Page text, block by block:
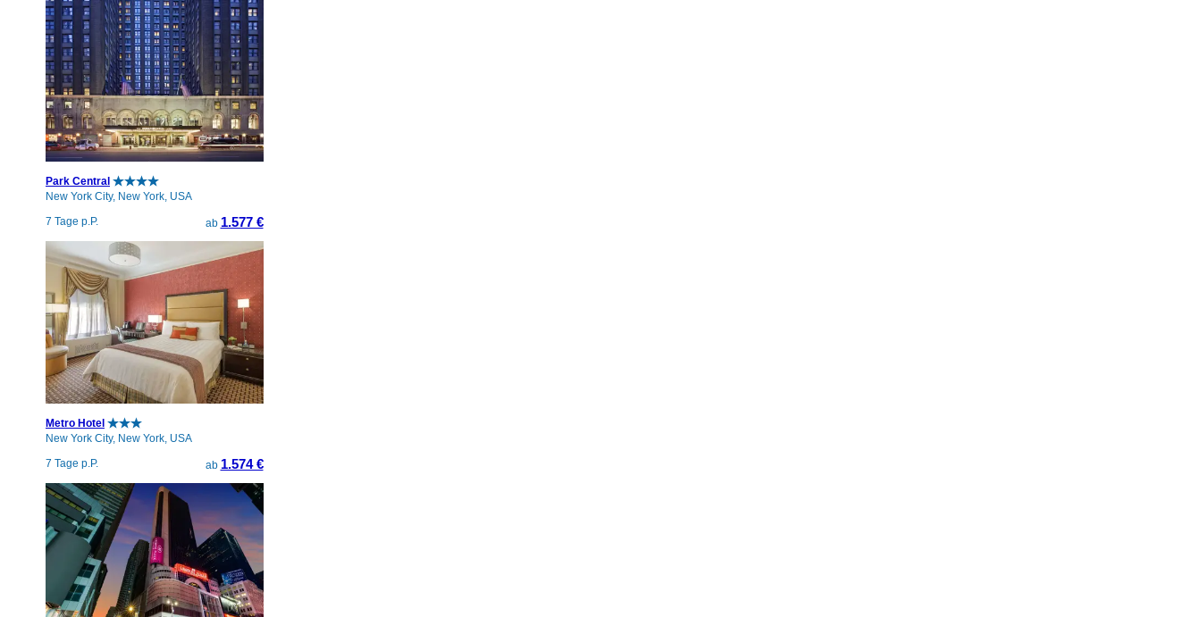
Park Central
New York City, New York, USA
7 Tage p.P.
ab 1.577 €
Metro Hotel
New York City, New York, USA
7 Tage p.P.
ab 1.574 €